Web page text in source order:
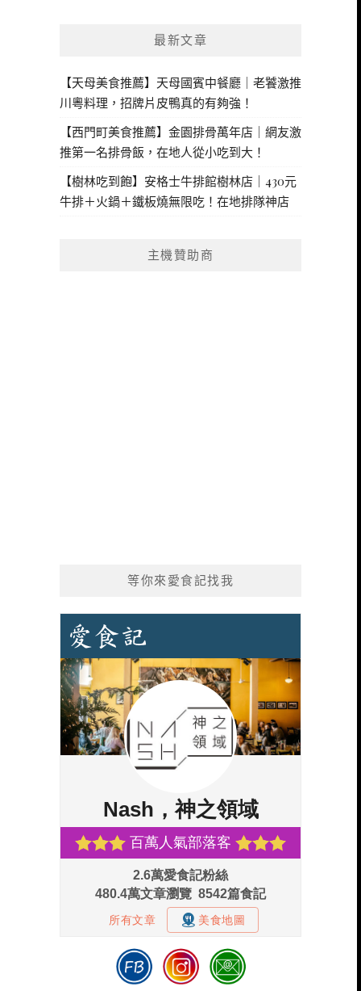
最新文章
【天母美食推薦】天母國賓中餐廳｜老饕激推
川粵料理，招牌片皮鴨真的有夠強！
【西門町美食推薦】金園排骨萬年店｜網友激
推第一名排骨飯，在地人從小吃到大！
【樹林吃到飽】安格士牛排館樹林店｜430元
牛排＋火鍋＋鐵板燒無限吃！在地排隊神店
主機贊助商
等你來愛食記找我